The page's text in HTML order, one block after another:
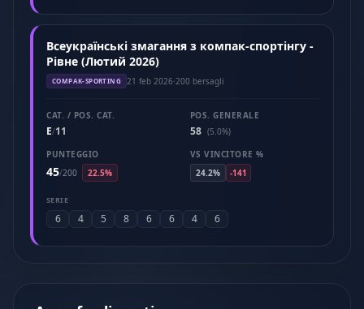
Всеукраїнські змагання з компак-спортінгу -
Рівне (Лютий 2026)
COMPAK-SPORTING 21 feb 2026·200 bersagli
CAT. / POS. CAT.
E/11
POS. GENERALE
58 (5.0%)
PUNTEGGIO
45/200 22.5%
VS VINCITORE %
24.2%
-141
SERIE
6 4 5 8 6 6 4 6